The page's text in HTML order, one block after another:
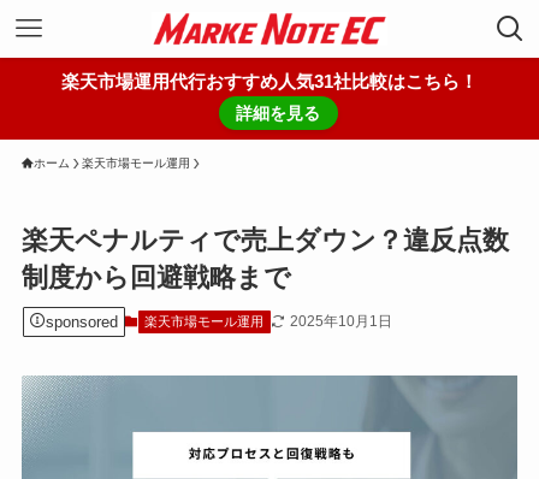
楽天市場運用代行おすすめ人気31社比較はこちら！
詳細を見る
ホーム 楽天市場モール運用
楽天ペナルティで売上ダウン？違反点数
制度から回避戦略まで
sponsored 楽天市場モール運用 2025年10月1日